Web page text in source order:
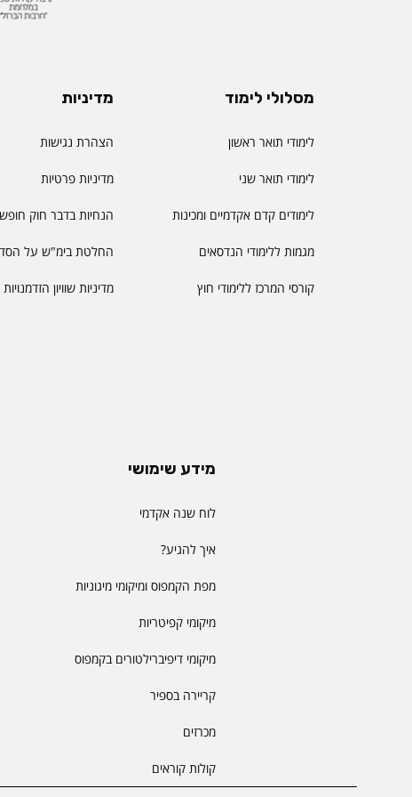
מסלולי לימוד
לימודי תואר ראשון
לימודי תואר שני
לימודים קדם אקדמיים ומכינות
מגמות ללימודי הנדסאים
קורסי המרכז ללימודי חוץ
מדיניות
הצהרת נגישות
מדיניות פרטיות
הנחיות בדבר חוק
החלטת בימ"ש על
מדיניות שוויון
מידע שימושי
לוח שנה אקדמי
איך להגיע?
מפת הקמפוס ומיקומי מיגוניות
מיקומי קפיטריות
מיקומי דיפיברילטורים בקמפוס
קריירה בספיר
מכרזים
קולות קוראים